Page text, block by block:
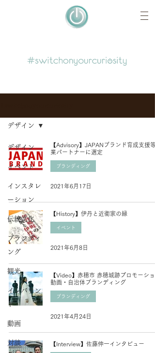
デザイン
イベント
インスタレ
ーション
伝統文化
ブランディ
ング
観光
インバウン
ド
動画
対談
デザイン
【Advisory】JAPANブランド育成支援等
業パートナーに選定
ブランディング
2021年6月17日
【History】伊丹と近衞家の縁
イベント
2021年6月8日
【Video】赤穂市 赤穂城跡プロモーショ
動画・自治体ブランディング
ブランディング
2021年4月24日
【Interview】佐藤伸一インタビュー